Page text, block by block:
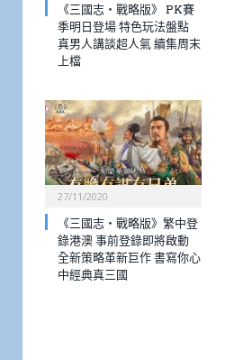
《三國志・戰略版》 PK賽
季明日登場 特色玩法盤點
真男人講談超人氣 續集周末
上檔
27/11/2020
《三國志・戰略版》繁中登
錄港澳 事前登錄即將啟動
全新策略革新巨作 書寫你心
中經典真三國